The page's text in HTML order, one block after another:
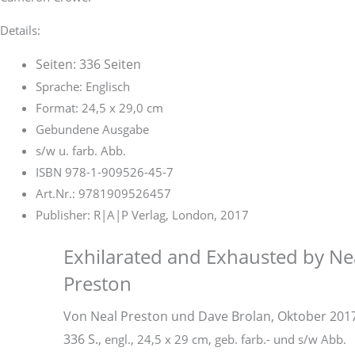
Details:
Seiten: 336 Seiten
Sprache: Englisch
Format: 24,5 x 29,0 cm
Gebundene Ausgabe
s/w u. farb. Abb.
ISBN 978-1-909526-45-7
Art.Nr.: 9781909526457
Publisher: R|A|P Verlag, London, 2017
Exhilarated and Exhausted by
Preston
Von Neal Preston und Dave Brolan, Oktober
336 S., engl., 24,5 x 29 cm, geb. farb.- und s/w Abb.